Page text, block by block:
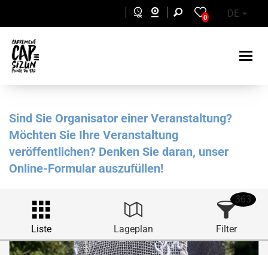
0 DE
Sind Sie Organisator einer Veranstaltung?
Möchten Sie Ihre Veranstaltung
veröffentlichen? Denken Sie daran, unser
Online-Formular auszufüllen!
Liste Lageplan Filter
363